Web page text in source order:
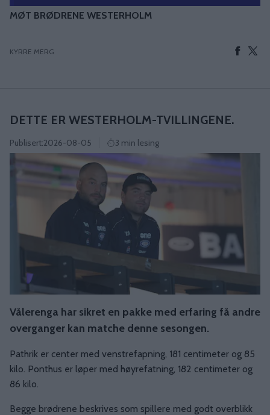
MØT BRØDRENE WESTERHOLM
KYRRE MERG
DETTE ER WESTERHOLM-TVILLINGENE.
Publisert:2026-08-05 3 min lesing
Vålerenga har sikret en pakke med erfaring få andre
overganger kan matche denne sesongen.
Pathrik er center med venstrefapning, 181 centimeter og 85
kilo. Ponthus er løper med høyrefatning, 182 centimeter og
86 kilo.
Begge brødrene beskrives som spillere med godt overblikk